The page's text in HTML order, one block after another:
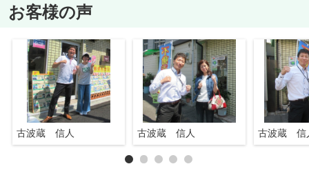
お客様の声
古波蔵 信人 古波蔵 信人 古波蔵 信